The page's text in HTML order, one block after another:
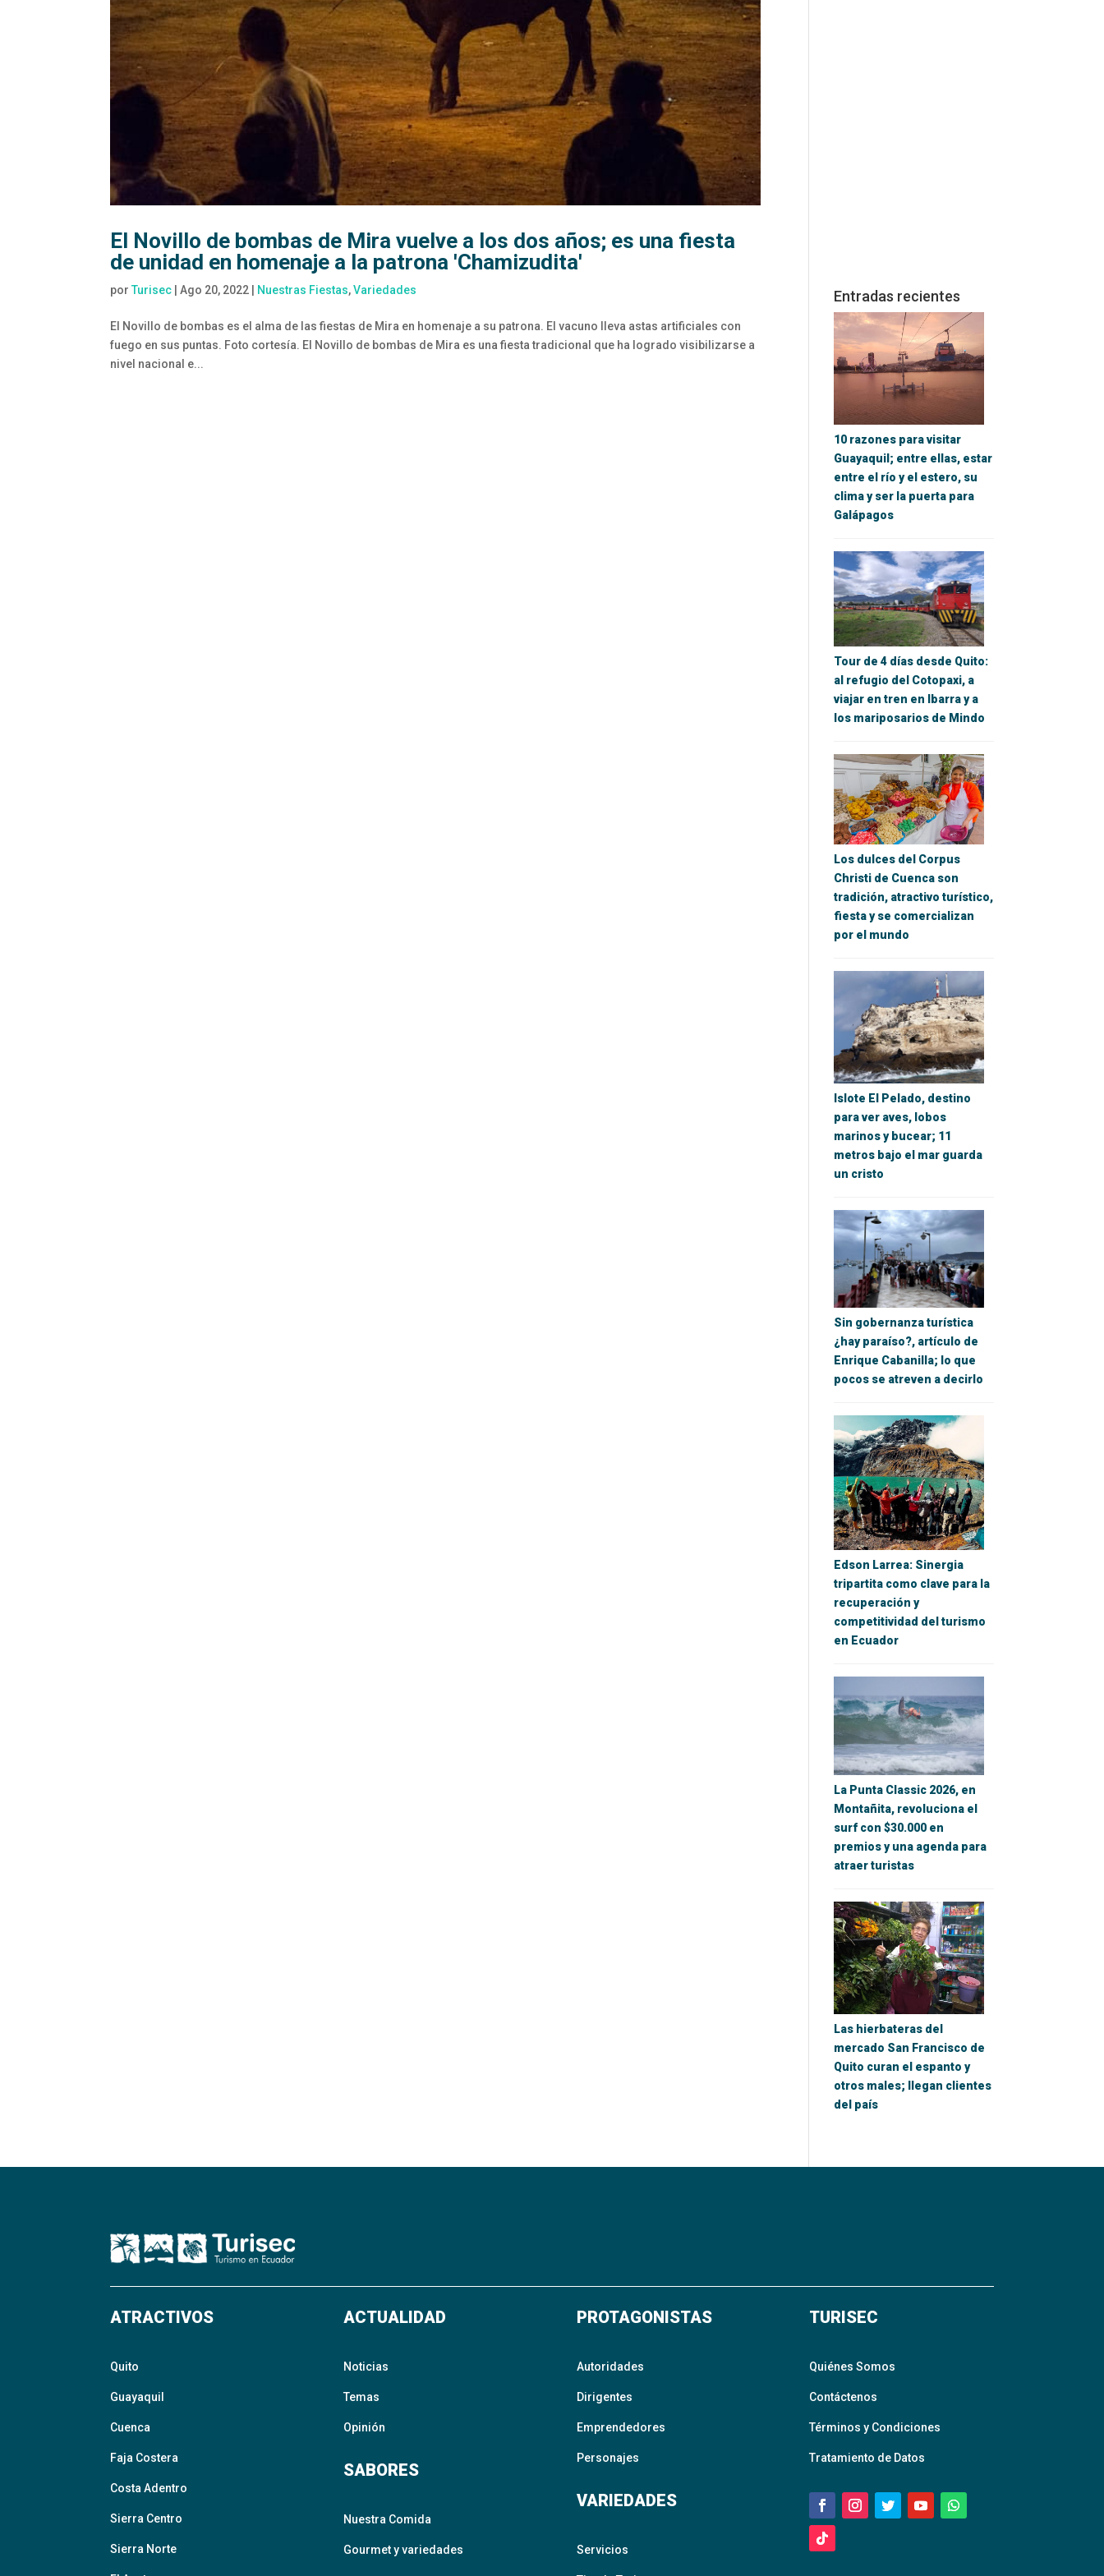
El Novillo de bombas de Mira vuelve a los dos años; es una fiesta
de unidad en homenaje a la patrona 'Chamizudita'
porTurisec |Ago 20, 2022 Nuestras Fiestas,Variedades
El Novillo de bombas es el alma de las fiestas de Mira en homenaje a su patrona. El vacuno lleva astas artificiales con
fuego en sus puntas. Foto cortesía. El Novillo de bombas de Mira es una fiesta tradicional que ha logrado visibilizarse a
nivel nacional e...
Entradas recientes
10 razones para visitar
Guayaquil; entre ellas, estar
entre el río y el estero, su
clima y ser la puerta para
Galápagos
Tour de 4 días desde Quito:
al refugio del Cotopaxi, a
viajar en tren en Ibarra y a
los mariposarios de Mindo
Los dulces del Corpus
Christi de Cuenca son
tradición, atractivo turístico,
fiesta y se comercializan
por el mundo
Islote El Pelado, destino
para ver aves, lobos
marinos y bucear; 11
metros bajo el mar guarda
un cristo
Sin gobernanza turística
¿hay paraíso?, artículo de
Enrique Cabanilla; lo que
pocos se atreven a decirlo
Edson Larrea: Sinergia
tripartita como clave para la
recuperación y
competitividad del turismo
en Ecuador
La Punta Classic 2026, en
Montañita, revoluciona el
surf con $30.000 en
premios y una agenda para
atraer turistas
Las hierbateras del
mercado San Francisco de
Quito curan el espanto y
otros males; llegan clientes
del país
ATRACTIVOS
Quito
Guayaquil
Cuenca
Faja Costera
Costa Adentro
Sierra Centro
Sierra Norte
ACTUALIDAD
Noticias
Temas
Opinión
SABORES
Nuestra Comida
Gourmet y variedades
PROTAGONISTAS
Autoridades
Dirigentes
Emprendedores
Personajes
VARIEDADES
Servicios
TURISEC
Quiénes Somos
Contáctenos
Términos y Condiciones
Tratamiento de Datos